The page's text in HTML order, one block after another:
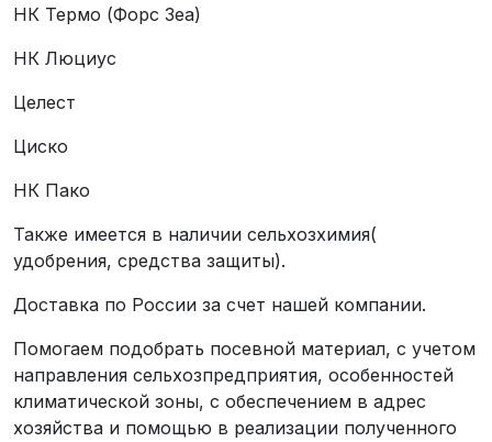
НК Термо (Форс Зеа)
НК Люциус
Целест
Циско
НК Пако
Также имеется в наличии сельхозхимия(
удобрения, средства защиты).
Доставка по России за счет нашей компании.
Помогаем подобрать посевной материал, с учетом
направления сельхозпредприятия, особенностей
климатической зоны, с обеспечением в адрес
хозяйства и помощью в реализации полученного